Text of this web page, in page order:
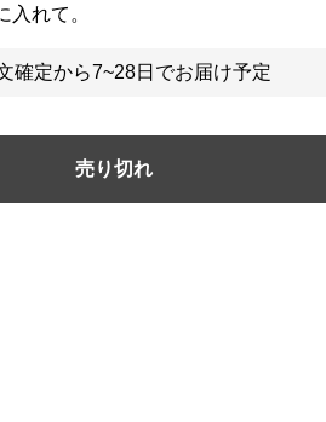
入れて。
確定から7~28日でお届け予定
売り切れ